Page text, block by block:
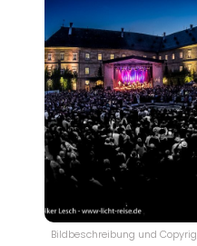
Bildbeschreibung und